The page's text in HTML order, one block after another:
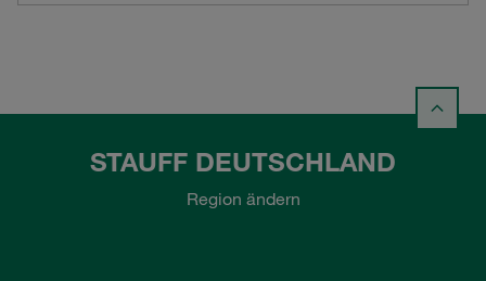
STAUFF DEUTSCHLAND
Region ändern